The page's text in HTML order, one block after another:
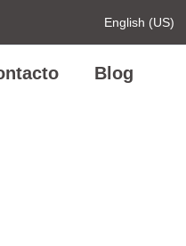
English (US)
Blog